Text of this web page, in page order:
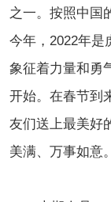
之一。按照中国
今年，2022年是
象征着力量和勇
开始。在春节到
友们送上最美好
美满、万事如意。